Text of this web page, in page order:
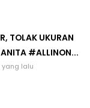
TOLAK UKURAN
#ALLINON...
yang lalu